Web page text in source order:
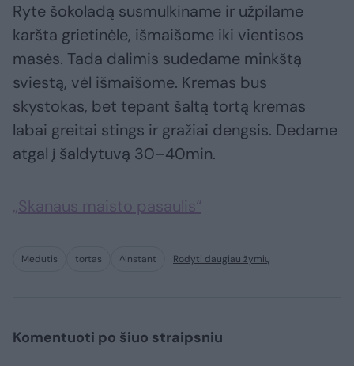
Ryte šokoladą susmulkiname ir užpilame
karšta grietinėle, išmaišome iki vientisos
masės. Tada dalimis sudedame minkštą
sviestą, vėl išmaišome. Kremas bus
skystokas, bet tepant šaltą tortą kremas
labai greitai stings ir gražiai dengsis. Dedame
atgal į šaldytuvą 30–40min.
„Skanaus maisto pasaulis“
Medutis tortas ^Instant Rodyti daugiau žymių
Komentuoti po šiuo straipsniu